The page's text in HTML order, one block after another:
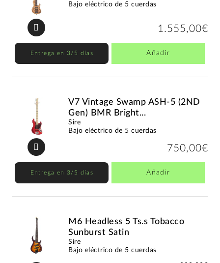
Bajo eléctrico de 5 cuerdas
1.555,00€
Entrega en 3/5 días Añadir
V7 Vintage Swamp ASH-5 (2ND
Gen) BMR Bright...
Sire
Bajo eléctrico de 5 cuerdas
750,00€
Entrega en 3/5 días Añadir
M6 Headless 5 Ts.s Tobacco
Sunburst Satin
Sire
Bajo eléctrico de 5 cuerdas